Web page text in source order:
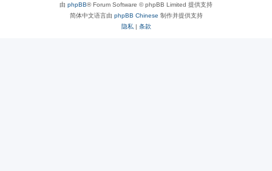
由 phpBB® Forum Software © phpBB Limited 提供支持
简体中文语言由 phpBB Chinese 制作并提供支持
隐私 | 条款